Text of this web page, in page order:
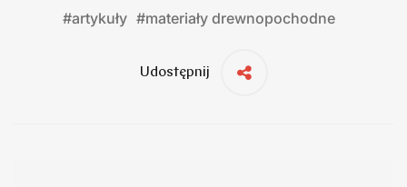
#artykuły #materiały drewnopochodne
Udostępnij